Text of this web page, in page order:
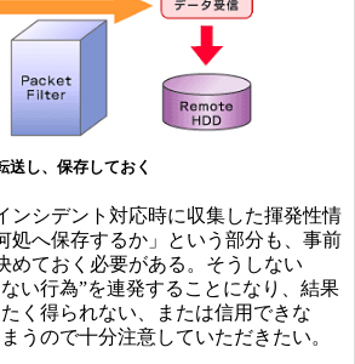
送し、保存しておく
シデント対応時に収集した揮発性情
処へ保存するか」という部分も、事前
めておく必要がある。そうしない
い行為”を連発することになり、結果
く得られない、または信用できな
うので十分注意していただきたい。